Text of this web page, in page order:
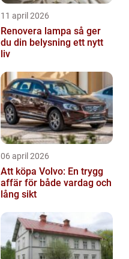
11 april 2026
Renovera lampa så ger
du din belysning ett nytt
liv
06 april 2026
Att köpa Volvo: En trygg
affär för både vardag och
lång sikt